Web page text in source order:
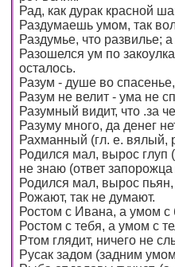
Рад, как дурак красной
Раздумаешь умом, так
Раздумье, что развилье;
Разошелся ум по
осталось.
Разум - душе во
Разум не велит - ума не
Разумный видит, что .за
Разуму много, да денег
Рахманный (гл. е. вялый,
Родился мал, вырос глуп
не знаю (ответ запорожца
Родился мал, вырос
Рожают, так не думают.
Ростом с Ивана, а умом с
Ростом с тебя, а умом с
Ртом глядит, ничего не
Русак задом (задним